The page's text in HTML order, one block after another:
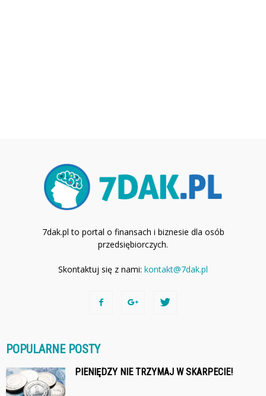
7dak.pl to portal o finansach i biznesie dla osób
przedsiębiorczych.
Skontaktuj się z nami: kontakt@7dak.pl
POPULARNE POSTY
PIENIĘDZY NIE TRZYMAJ W SKARPECIE!